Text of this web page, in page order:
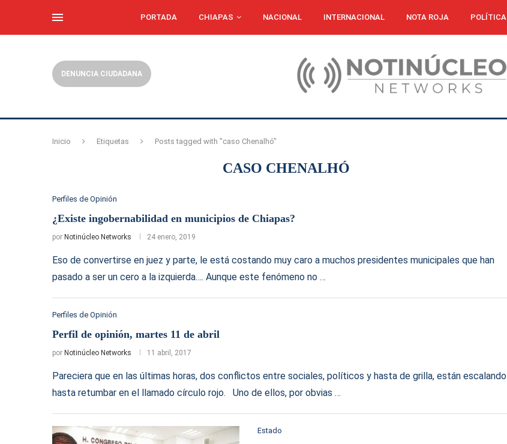
PORTADA CHIAPAS NACIONAL INTERNACIONAL NOTA ROJA POLÍTICA
DENUNCIA CIUDADANA
Inicio Etiquetas Posts tagged with "caso Chenalhó"
CASO CHENALHÓ
Perfiles de Opinión
¿Existe ingobernabilidad en municipios de Chiapas?
por Notinúcleo Networks 24 enero, 2019
Eso de convertirse en juez y parte, le está costando muy caro a muchos presidentes municipales que han
pasado a ser un cero a la izquierda…. Aunque este fenómeno no …
Perfiles de Opinión
Perfil de opinión, martes 11 de abril
por Notinúcleo Networks 11 abril, 2017
Pareciera que en las últimas horas, dos conflictos entre sociales, políticos y hasta de grilla, están escalando
hasta retumbar en el llamado círculo rojo. Uno de ellos, por obvias …
Estado